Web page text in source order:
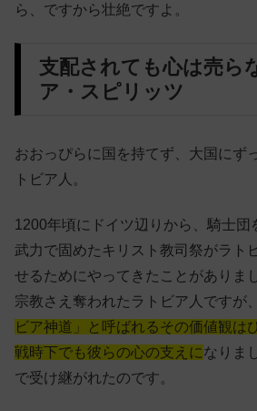
ら、ですから壮絶ですよ。
支配されても心は売ら
ア・スピリッツ
おおっぴらに国を持てず、大国にず
トビア人。
1200年頃にドイツ辺りから、騎士団
武力で固めたキリスト教司祭がラト
せるためにやってきたことがありま
宗教さえ奪われたラトビア人ですが
ビア神道」と呼ばれるその価値観は
戦時下でも彼らの心の支えになりま
で受け継がれたのです。